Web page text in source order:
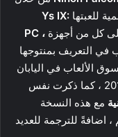
للعبتها Ys IX:
كل من أجهزة PC ،
في التعريف بمنتوجها
الألعاب في اليابان
2019 ، كما ذكرت نفس
مع هذه النسخة
اضافةً للترجمة للعديد